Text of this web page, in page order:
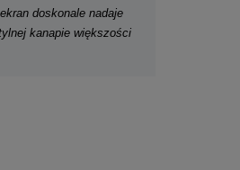
doskonale nadaje
kanapie większości